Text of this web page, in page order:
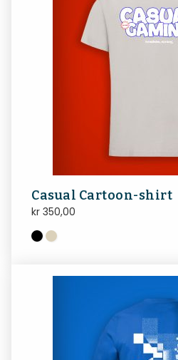
Casual Cartoon-shirt
kr 350,00